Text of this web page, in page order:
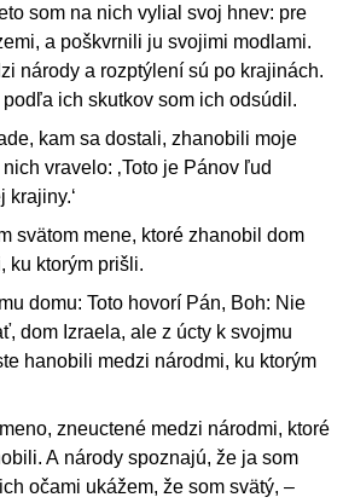
som na nich vylial svoj hnev: pre
a poškvrnili ju svojimi modlami.
národy a rozptýlení sú po krajinách.
ich skutkov som ich odsúdil.
kam sa dostali, zhanobili moje
vravelo: ‚Toto je Pánov ľud
svätom mene, ktoré zhanobil dom
ku ktorým prišli.
domu: Toto hovorí Pán, Boh: Nie
dom Izraela, ale z úcty k svojmu
hanobili medzi národmi, ku ktorým
zneuctené medzi národmi, ktoré
A národy spoznajú, že ja som
očami ukážem, že som svätý, –